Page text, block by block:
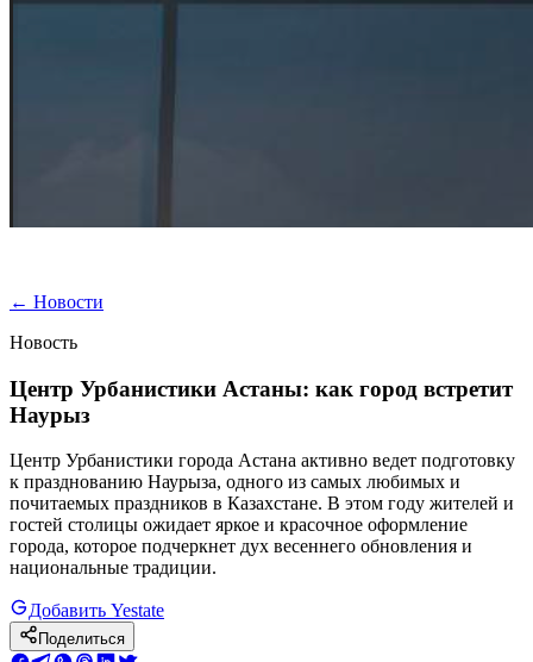
← Новости
Новость
Центр Урбанистики Астаны: как город встретит
Наурыз
Центр Урбанистики города Астана активно ведет подготовку
к празднованию Наурыза, одного из самых любимых и
почитаемых праздников в Казахстане. В этом году жителей и
гостей столицы ожидает яркое и красочное оформление
города, которое подчеркнет дух весеннего обновления и
национальные традиции.
Добавить Yestate
Поделиться